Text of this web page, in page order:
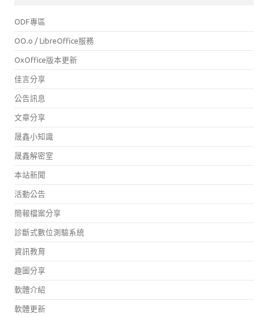
ODF專區
OO.o / LibreOffice服務
OxOffice版本更新
佳言分享
公告訊息
文章分享
晟鑫小知識
晟鑫解密室
本站新聞
活動公告
簡報檔案分享
診斷式數位測驗系統
資訊教育
趣圖分享
軟體介紹
軟體更新